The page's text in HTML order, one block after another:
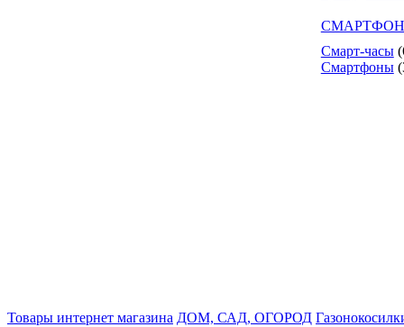
Смарт-часы
Смартфоны
Товары интернет магазина ДОМ, САД, ОГОРОД